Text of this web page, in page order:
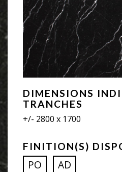
DIMENSIONS
TRANCHES
+/- 2800 x 1700
FINITION(S)
PO AD